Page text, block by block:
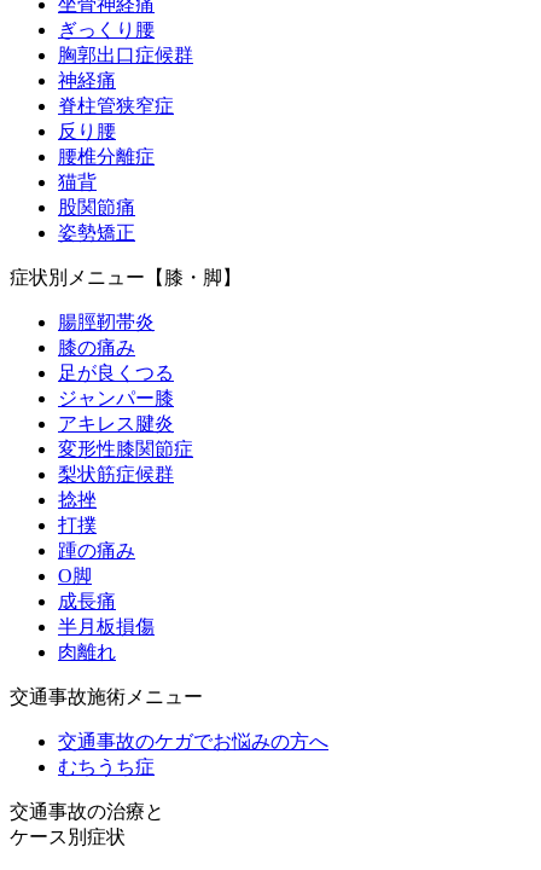
坐骨神経痛
ぎっくり腰
胸郭出口症候群
神経痛
脊柱管狭窄症
反り腰
腰椎分離症
猫背
股関節痛
姿勢矯正
症状別メニュー【膝・脚】
腸脛靭帯炎
膝の痛み
足が良くつる
ジャンパー膝
アキレス腱炎
変形性膝関節症
梨状筋症候群
捻挫
打撲
踵の痛み
O脚
成長痛
半月板損傷
肉離れ
交通事故施術メニュー
交通事故のケガでお悩みの方へ
むちうち症
交通事故の治療と
ケース別症状